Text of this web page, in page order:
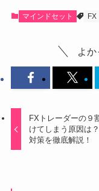
マインドセット FX
よか
FXトレーダーの９
けてしまう原因は
対策を徹底解説！